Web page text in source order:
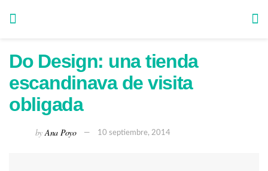
Do Design: una tienda
escandinava de visita
obligada
by Ana Poyo 10 septiembre, 2014